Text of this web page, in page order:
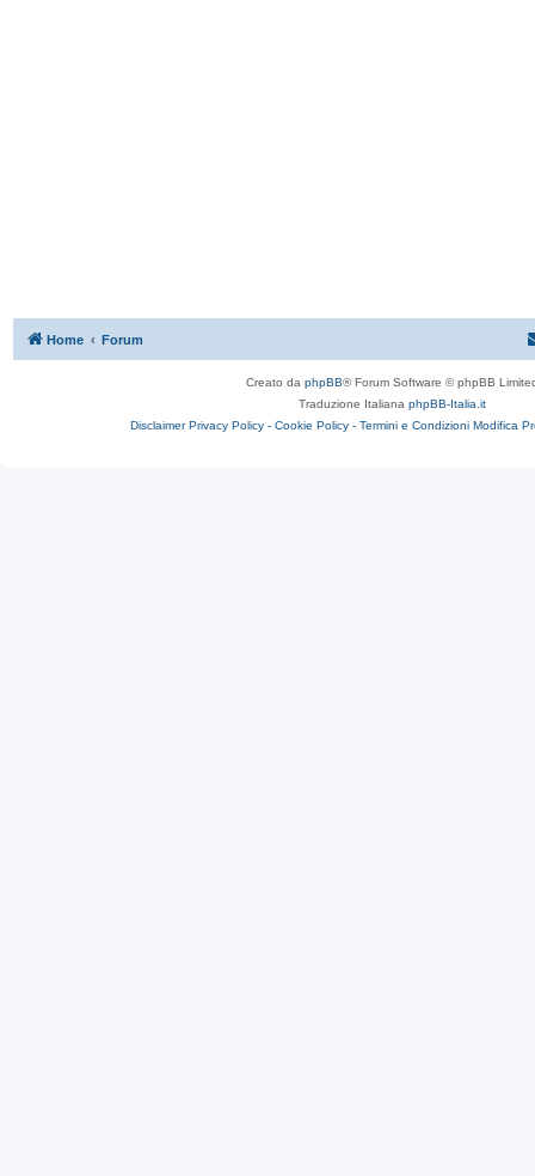
Home Forum
Creato da phpBB® Forum Software © phpBB
Traduzione Italiana phpBB-Italia.it
Disclaimer Privacy Policy - Cookie Policy - Termini e Condizioni Modifica